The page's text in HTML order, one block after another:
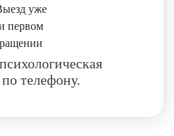
телефону.